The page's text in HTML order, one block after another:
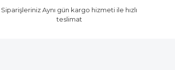
Siparişleriniz Aynı gün kargo hizmeti ile hızlı
teslimat